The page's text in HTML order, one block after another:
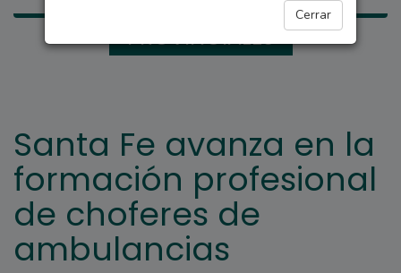
Cerrar
PROVINCIALES
Santa Fe avanza en la
formación profesional
de choferes de
ambulancias